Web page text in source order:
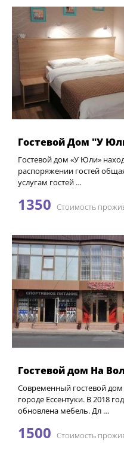
Гостевой Дом "У
Гостевой дом «У Юли»
распоряжении гостей
услугам гостей …
1350 Стоимость
Гостевой дом На
Современный гостевой дом
городе Ессентуки. В 2018
обновлена мебель. Дл …
1500 Стоимость